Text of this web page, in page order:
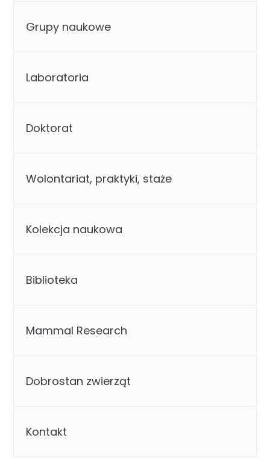
Grupy naukowe
Laboratoria
Doktorat
Wolontariat, praktyki, staże
Kolekcja naukowa
Biblioteka
Mammal Research
Dobrostan zwierząt
Kontakt